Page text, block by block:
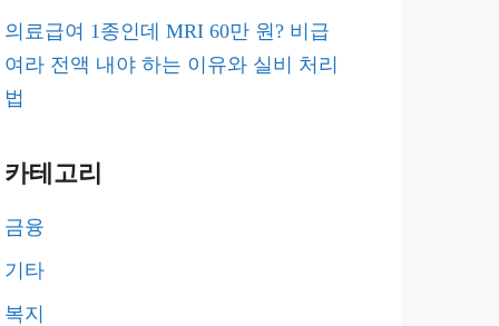
의료급여 1종인데 MRI 60만 원? 비급
여라 전액 내야 하는 이유와 실비 처리
법
카테고리
금융
기타
복지